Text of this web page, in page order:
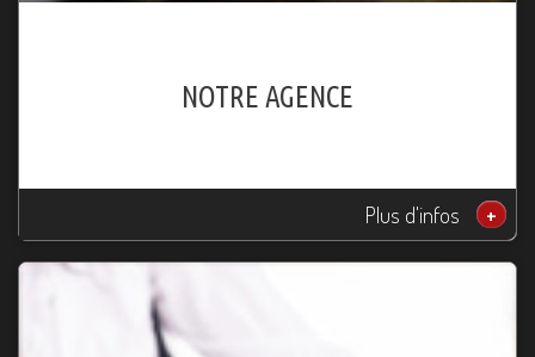
NOTRE AGENCE
Plus d'infos +